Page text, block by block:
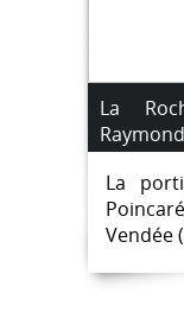
La
La
Vendée